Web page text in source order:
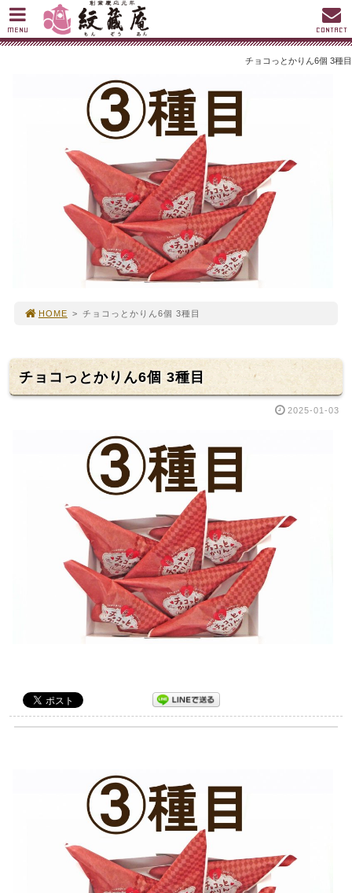
チョコっとかりん6個 3種目
HOME > チョコっとかりん6個 3種目
チョコっとかりん6個 3種目
2025-01-03
MENU CONTACT